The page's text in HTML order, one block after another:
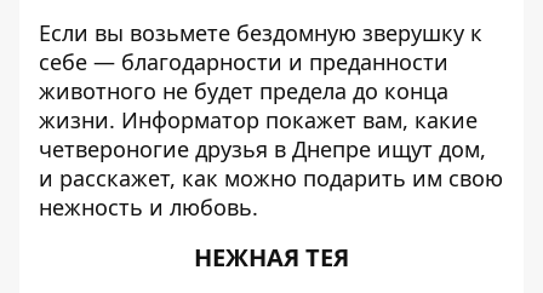
Если вы возьмете бездомную зверушку к
себе — благодарности и преданности
животного не будет предела до конца
жизни. Информатор покажет вам, какие
четвероногие друзья в Днепре ищут дом,
и расскажет, как можно подарить им свою
нежность и любовь.
НЕЖНАЯ ТЕЯ